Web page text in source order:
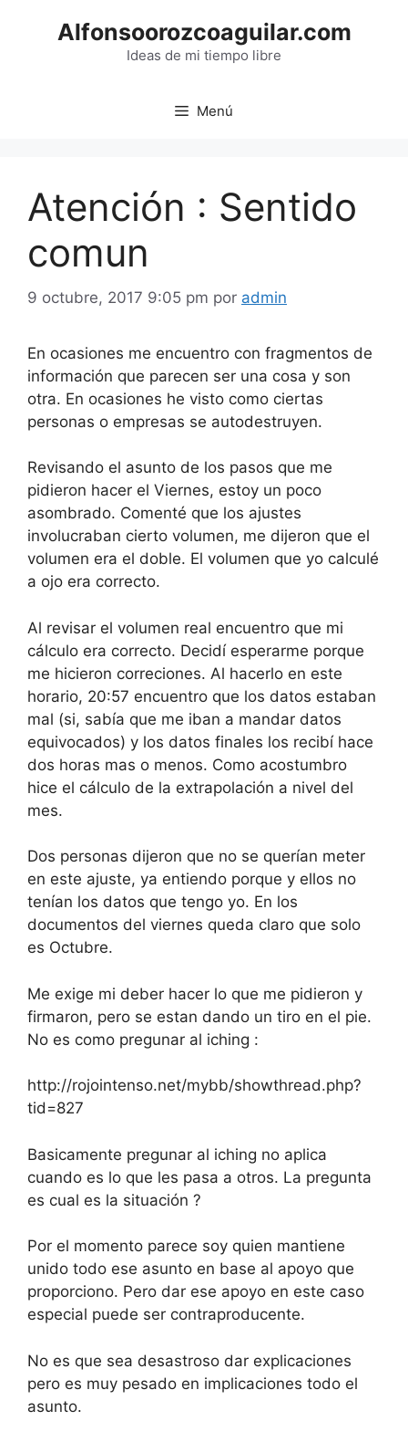
Alfonsoorozcoaguilar.com
Ideas de mi tiempo libre
Menú
Atención : Sentido
comun
9 octubre, 2017 9:05 pm por admin
En ocasiones me encuentro con fragmentos de
información que parecen ser una cosa y son
otra. En ocasiones he visto como ciertas
personas o empresas se autodestruyen.
Revisando el asunto de los pasos que me
pidieron hacer el Viernes, estoy un poco
asombrado. Comenté que los ajustes
involucraban cierto volumen, me dijeron que el
volumen era el doble. El volumen que yo calculé
a ojo era correcto.
Al revisar el volumen real encuentro que mi
cálculo era correcto. Decidí esperarme porque
me hicieron correciones. Al hacerlo en este
horario, 20:57 encuentro que los datos estaban
mal (si, sabía que me iban a mandar datos
equivocados) y los datos finales los recibí hace
dos horas mas o menos. Como acostumbro
hice el cálculo de la extrapolación a nivel del
mes.
Dos personas dijeron que no se querían meter
en este ajuste, ya entiendo porque y ellos no
tenían los datos que tengo yo. En los
documentos del viernes queda claro que solo
es Octubre.
Me exige mi deber hacer lo que me pidieron y
firmaron, pero se estan dando un tiro en el pie.
No es como pregunar al iching :
http://rojointenso.net/mybb/showthread.php?
tid=827
Basicamente pregunar al iching no aplica
cuando es lo que les pasa a otros. La pregunta
es cual es la situación ?
Por el momento parece soy quien mantiene
unido todo ese asunto en base al apoyo que
proporciono. Pero dar ese apoyo en este caso
especial puede ser contraproducente.
No es que sea desastroso dar explicaciones
pero es muy pesado en implicaciones todo el
asunto.